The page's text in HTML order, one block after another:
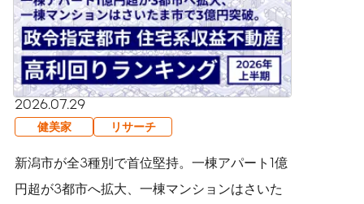
2026.07.29
健美家 リサーチ
新潟市が全3種別で首位堅持。一棟アパート1億
円超が3都市へ拡大、一棟マンションはさいた